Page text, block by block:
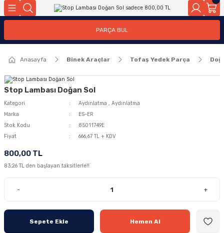
PARÇA BUL
Anasayfa Binek Araçlar Tofaş Yedek Parça
Stop Lambası Doğan Sol
Kategori Aydınlatma , Aydınlatma
Marka
ES-ER
Stok Kodu
85011749E
Fiyat
666,67 TL + KDV
800,00 TL
83,26 TL den başlayan taksitlerle!!
- +
Sepete Ekle Hemen Al